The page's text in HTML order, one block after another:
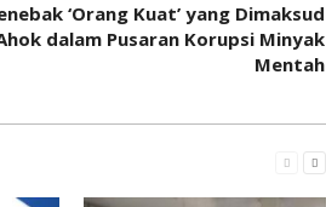
‘Orang Kuat’ yang Dimaksud
dalam Pusaran Korupsi Minyak
Mentah